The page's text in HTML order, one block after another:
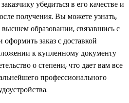
убедиться в его качестве и
получения. Вы можете узнать,
образовании, связавшись с
заказ с доставкой
к купленному документу
о степени, что дает вам все
профессионального